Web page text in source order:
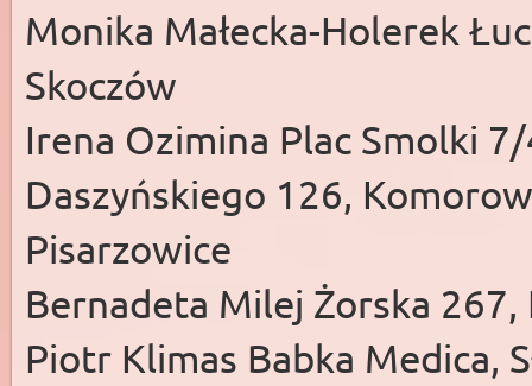
Monika Małecka-Holerek
Skoczów
Irena Ozimina Plac Smolki
Daszyńskiego 126,
Pisarzowice
Bernadeta Milej Żorska
Piotr Klimas Babka Medica,